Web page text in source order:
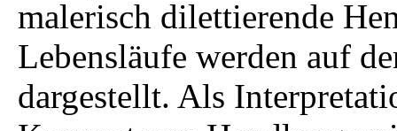
malerisch dilettierende
Lebensläufe werden auf
dargestellt. Als